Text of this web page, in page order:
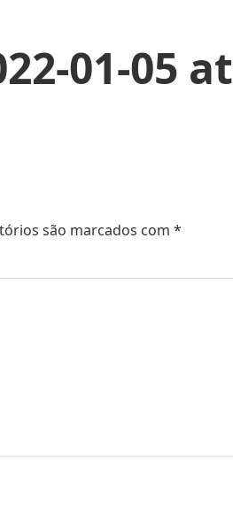
01-05 at
são marcados com *